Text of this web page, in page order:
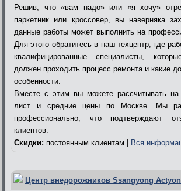
Решив, что «вам надо» или «я хочу»
паркетник или кроссовер, вы наверняка
данные работы может выполнить на
Для этого обратитесь в наш техцентр, где
квалифицированные специалисты,
должен проходить процесс ремонта и какие
особенности.
Вместе с этим вы можете рассчитывать на
лист и средние цены по Москве. Мы
профессионально, что подтверждают
клиентов.
Скидки: постоянным клиентам | Вся
Центр внедорожников Ssangyong